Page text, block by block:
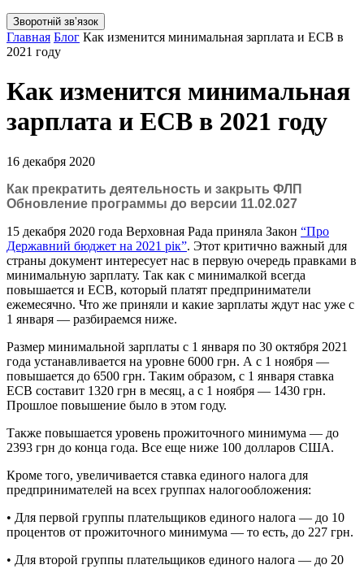
Зворотній звʼязок
Главная Блог Как изменится минимальная зарплата и ЕСВ в
2021 году
Как изменится минимальная
зарплата и ЕСВ в 2021 году
16 декабря 2020
Как прекратить деятельность и закрыть ФЛП
Обновление программы до версии 11.02.027
15 декабря 2020 года Верховная Рада приняла Закон “Про
Державний бюджет на 2021 рік”. Этот критично важный для
страны документ интересует нас в первую очередь правками в
минимальную зарплату. Так как с минималкой всегда
повышается и ЕСВ, который платят предприниматели
ежемесячно. Что же приняли и какие зарплаты ждут нас уже с
1 января — разбираемся ниже.
Размер минимальной зарплаты с 1 января по 30 октября 2021
года устанавливается на уровне 6000 грн. А с 1 ноября —
повышается до 6500 грн. Таким образом, с 1 января ставка
ЕСВ составит 1320 грн в месяц, а с 1 ноября — 1430 грн.
Прошлое повышение было в этом году.
Также повышается уровень прожиточного минимума — до
2393 грн до конца года. Все еще ниже 100 долларов США.
Кроме того, увеличивается ставка единого налога для
предпринимателей на всех группах налогообложения:
• Для первой группы плательщиков единого налога — до 10
процентов от прожиточного минимума — то есть, до 227 грн.
• Для второй группы плательщиков единого налога — до 20